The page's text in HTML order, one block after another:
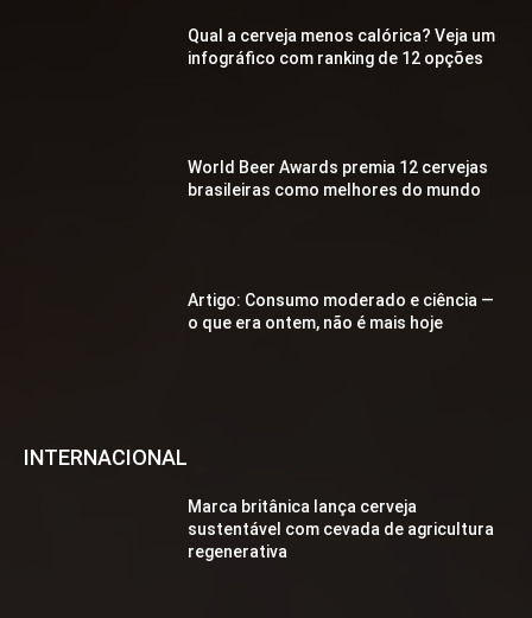
Qual a cerveja menos calórica? Veja um
infográfico com ranking de 12 opções
World Beer Awards premia 12 cervejas
brasileiras como melhores do mundo
Artigo: Consumo moderado e ciência —
o que era ontem, não é mais hoje
INTERNACIONAL
Marca britânica lança cerveja
sustentável com cevada de agricultura
regenerativa